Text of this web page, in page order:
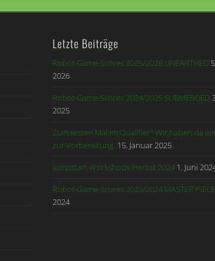
Letzte Beiträge
Robot-Game-Scores 2025/2026 UNEARTHED
2026
Robot-Game-Scores 2024/2025 SUBMERGED
2025
Zum ersten Mal im Qualifier? Wir haben da
zur Vorbereitung. 15. Januar 2025
Jumpstart-Workshops Herbst 2024 1. Juni
Robot-Game-Scores 2023/2024 MASTER PIECE
2024